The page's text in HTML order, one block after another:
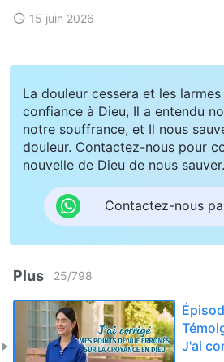
15 juin 2026
La douleur cessera et les
confiance à Dieu, Il a entendu
notre souffrance, et Il nous
douleur. Contactez-nous pour
nouvelle de Dieu de nous sauver.
Contactez-nous
Plus 25/798
J'ai